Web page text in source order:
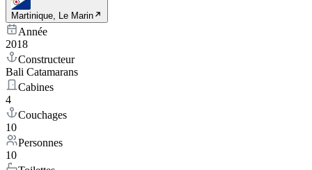
Martinique, Le Marin
Année
2018
Constructeur
Bali Catamarans
Cabines
4
Couchages
10
Personnes
10